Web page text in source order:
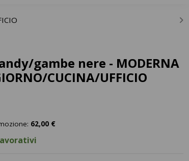
gambe nere - MODERNA
CUCINA/UFFICIO
62,00 €